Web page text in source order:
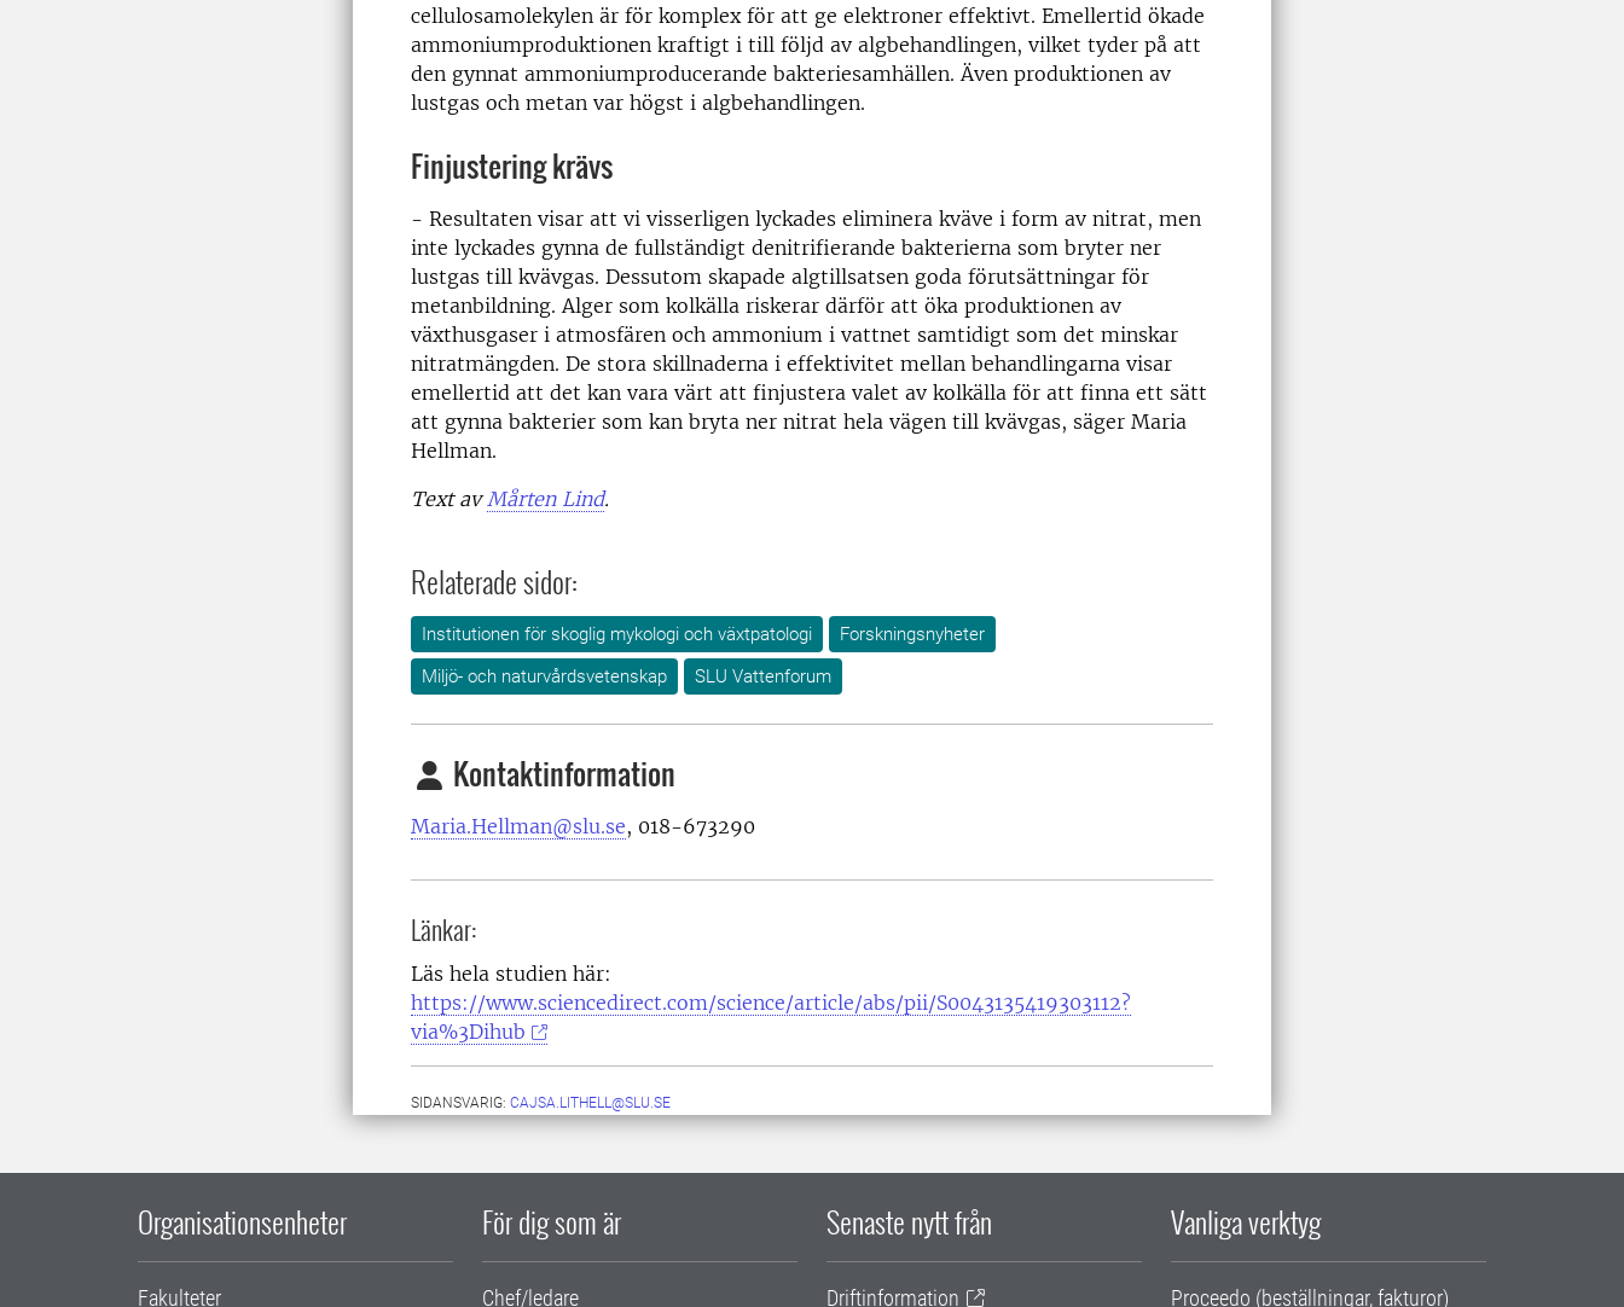
cellulosamolekylen är för komplex för att ge elektroner effektivt. Emellertid ökade
ammoniumproduktionen kraftigt i till följd av algbehandlingen, vilket tyder på att
den gynnat ammoniumproducerande bakteriesamhällen. Även produktionen av
lustgas och metan var högst i algbehandlingen.
Finjustering krävs
- Resultaten visar att vi visserligen lyckades eliminera kväve i form av nitrat, men
inte lyckades gynna de fullständigt denitrifierande bakterierna som bryter ner
lustgas till kvävgas. Dessutom skapade algtillsatsen goda förutsättningar för
metanbildning. Alger som kolkälla riskerar därför att öka produktionen av
växthusgaser i atmosfären och ammonium i vattnet samtidigt som det minskar
nitratmängden. De stora skillnaderna i effektivitet mellan behandlingarna visar
emellertid att det kan vara värt att finjustera valet av kolkälla för att finna ett sätt
att gynna bakterier som kan bryta ner nitrat hela vägen till kvävgas, säger Maria
Hellman.
Text av Mårten Lind.
Relaterade sidor:
Institutionen för skoglig mykologi och växtpatologi
Forskningsnyheter
Miljö- och naturvårdsvetenskap
SLU Vattenforum
Kontaktinformation
Maria.Hellman@slu.se, 018-673290
Länkar:
Läs hela studien här:
https://www.sciencedirect.com/science/article/abs/pii/S0043135419303112?
via%3Dihub
SIDANSVARIG: CAJSA.LITHELL@SLU.SE
Organisationsenheter
Fakulteter
För dig som är
Chef/ledare
Senaste nytt från
Driftinformation
Vanliga verktyg
Proceedo (beställningar, fakturor)